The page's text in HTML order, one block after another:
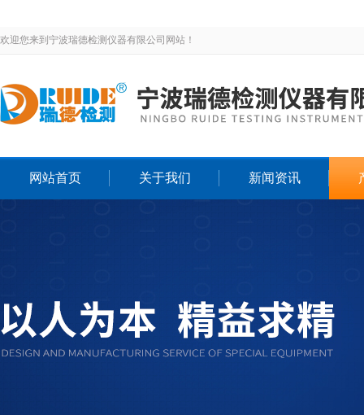
欢迎您来到宁波瑞德检测仪器有限公司网站！
网站首页 关于我们 新闻资讯